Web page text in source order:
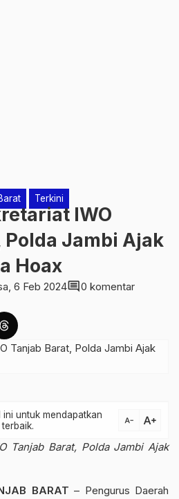
Terkini
IWO
Polda Jambi Ajak
Hoax
6 Feb 2024comment0 komentar
untuk mendapatkan
text_decrease text_increase
Tanjab Barat, Polda Jambi Ajak
BARAT – Pengurus Daerah